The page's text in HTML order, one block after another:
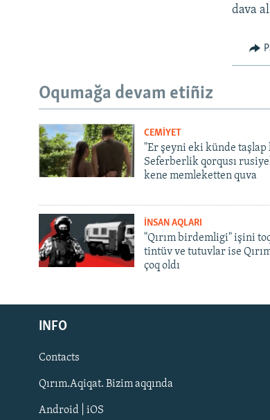
Русский
Українською
QOŞULIÑIZ!
dava
Oqumağa devam etiñiz
CEMİYET
"Er şeyni eki künde taşlap
Seferberlik qorqusı
kene memleketten quva
İNSAN AQLARI
"Qırım birdemligi" işini
tintüv ve tutuvlar ise
çoq oldı
INFO
Contacts
Qırım.Aqiqat. Bizim aqqında
Android | iOS